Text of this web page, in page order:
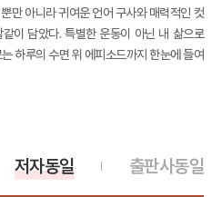
만 아니라 귀여운 언어 구사와 매력적인 컷
이 담았다. 특별한 운동이 아닌 내 삶으로
하루의 수면 위 에피소드까지 한눈에 들여
출판사동일
저자동일